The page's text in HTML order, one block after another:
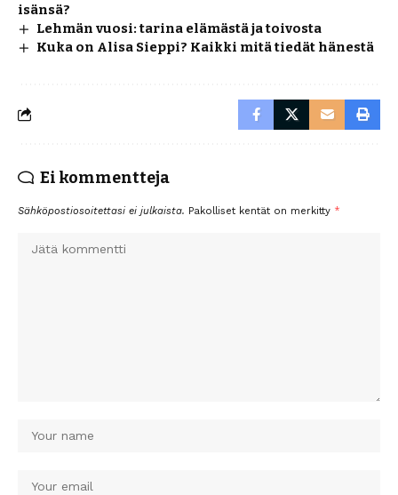
isänsä?
Lehmän vuosi: tarina elämästä ja toivosta
Kuka on Alisa Sieppi? Kaikki mitä tiedät hänestä
Ei kommentteja
Sähköpostiosoitettasi ei julkaista. Pakolliset kentät on merkitty *